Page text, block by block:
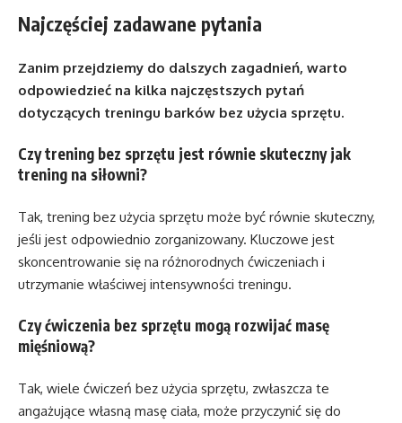
Najczęściej zadawane pytania
Zanim przejdziemy do dalszych zagadnień, warto
odpowiedzieć na kilka najczęstszych pytań
dotyczących treningu barków bez użycia sprzętu.
Czy trening bez sprzętu jest równie skuteczny jak
trening na siłowni?
Tak, trening bez użycia sprzętu może być równie skuteczny,
jeśli jest odpowiednio zorganizowany. Kluczowe jest
skoncentrowanie się na różnorodnych ćwiczeniach i
utrzymanie właściwej intensywności treningu.
Czy ćwiczenia bez sprzętu mogą rozwijać masę
mięśniową?
Tak, wiele ćwiczeń bez użycia sprzętu, zwłaszcza te
angażujące własną masę ciała, może przyczynić się do